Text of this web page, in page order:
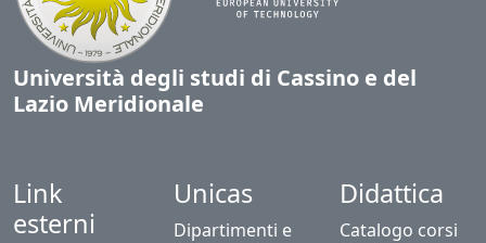
Università degli studi di Cassino e del
Lazio Meridionale
Link
esterni
Unicas
Dipartimenti e
Didattica
Catalogo corsi